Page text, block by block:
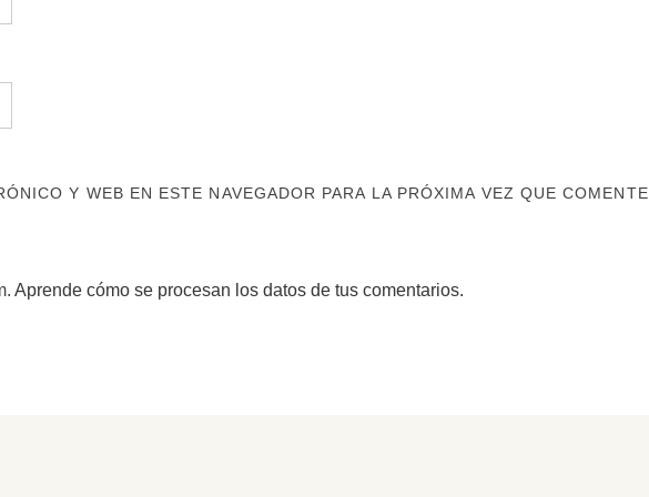
Y WEB EN ESTE NAVEGADOR PARA LA PRÓXIMA VEZ QUE COMENTE.
Aprende cómo se procesan los datos de tus comentarios.